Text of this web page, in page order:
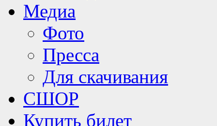
Медиа
Фото
Пресса
Для скачивания
СШОР
Купить билет